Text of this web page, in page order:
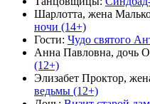
Шарлотта, жена
ночи (14+)
Гости: Чудо святого
Анна Павловна, дочь
(12+)
Элизабет Проктор,
ведьмы (12+)